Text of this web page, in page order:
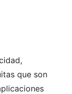
que son